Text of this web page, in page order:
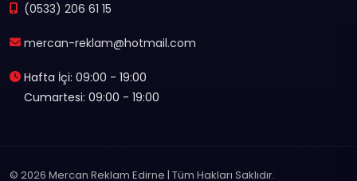
(0533) 206 61 15
mercan-reklam@hotmail.com
Hafta İçi: 09:00 - 19:00
Cumartesi: 09:00 - 19:00
© 2026 Mercan Reklam Edirne | Tüm Hakları Saklıdır.